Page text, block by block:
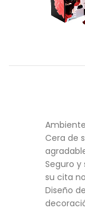
Cera de
Seguro
su cita
Diseño